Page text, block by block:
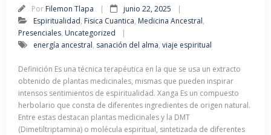
Por Filemon Tlapa
junio 22, 2025
Espiritualidad, Fisica Cuantica, Medicina Ancestral,
Presenciales, Uncategorized
energía ancestral, sanación del alma, viaje espiritual
Definición Es una técnica terapéutica en la que se usa un extracto
obtenido de plantas medicinales, mismas que pueden inspirar
intensos sentimientos de espiritualidad. Xanga Es un compuesto
herbolario que consta de diferentes ingredientes de origen natural.
Entre estas destacan plantas medicinales y la DMT
(Dimetiltriptamina) o molécula espiritual, sintetizada de diferentes